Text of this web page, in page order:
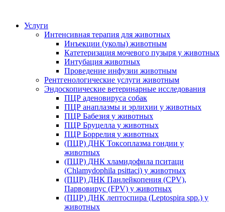
Услуги
Интенсивная терапия для животных
Инъекции (уколы) животным
Катетеризация мочевого пузыря у животных
Интубация животных
Проведение инфузии животным
Рентгенологические услуги животным
Эндоскопические ветеринарные исследования
ПЦР аденовируса собак
ПЦР анаплазмы и эрлихии у животных
ПЦР Бабезия у животных
ПЦР Бруцелла у животных
ПЦР Боррелия у животных
(ПЦР) ДНК Токсоплазма гондии у
животных
(ПЦР) ДНК хламидофила пситаци
(Chlamydophila psittaci) у животных
(ПЦР) ДНК Панлейкопения (CPV),
Парвовирус (FPV) у животных
(ПЦР) ДНК лептоспира (Leptospira spp.) у
животных